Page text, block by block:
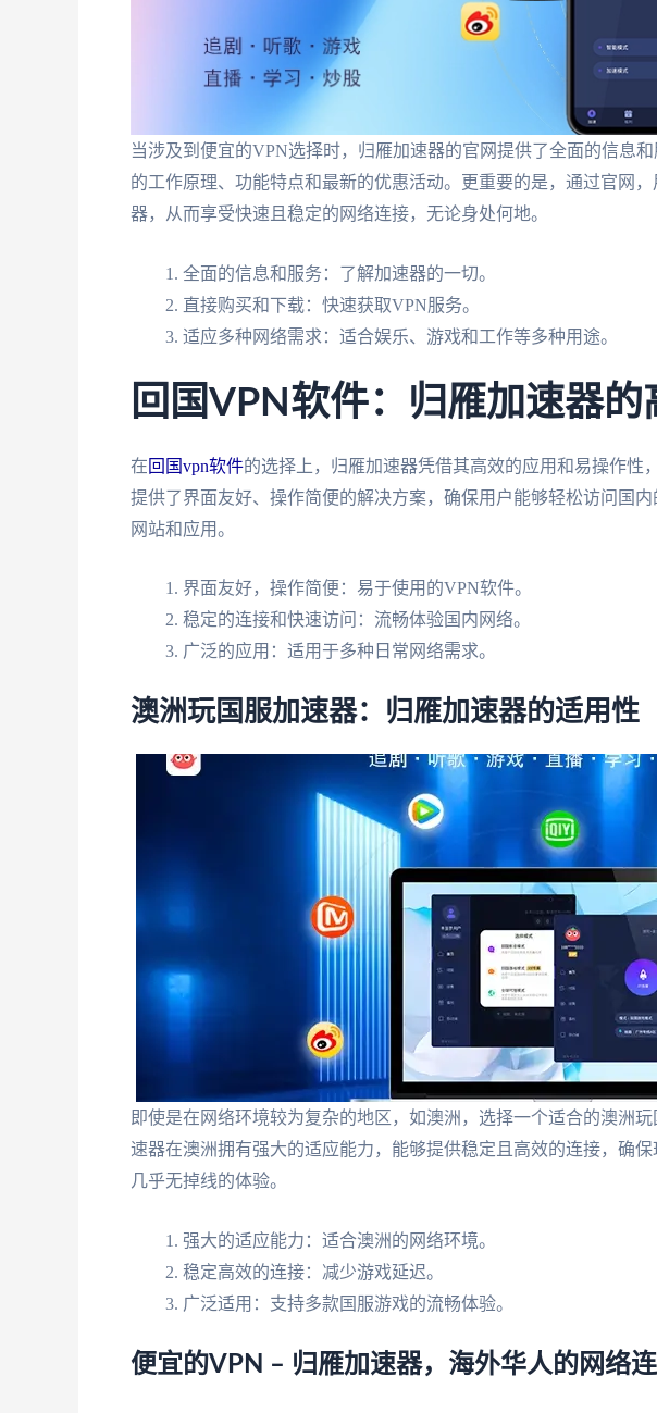
当涉及到便宜的VPN选择时，归雁加速器的官网提供了全面的信息
的工作原理、功能特点和最新的优惠活动。更重要的是，通过官网
器，从而享受快速且稳定的网络连接，无论身处何地。
全面的信息和服务：了解加速器的一切。
直接购买和下载：快速获取VPN服务。
适应多种网络需求：适合娱乐、游戏和工作等多种用途。
回国VPN软件：归雁加速器的
在回国vpn软件的选择上，归雁加速器凭借其高效的应用和易操作性
提供了界面友好、操作简便的解决方案，确保用户能够轻松访问国
网站和应用。
界面友好，操作简便：易于使用的VPN软件。
稳定的连接和快速访问：流畅体验国内网络。
广泛的应用：适用于多种日常网络需求。
澳洲玩国服加速器：归雁加速器的适用性
即使是在网络环境较为复杂的地区，如澳洲，选择一个适合的澳洲
速器在澳洲拥有强大的适应能力，能够提供稳定且高效的连接，确
几乎无掉线的体验。
强大的适应能力：适合澳洲的网络环境。
稳定高效的连接：减少游戏延迟。
广泛适用：支持多款国服游戏的流畅体验。
便宜的VPN – 归雁加速器，海外华人的网络